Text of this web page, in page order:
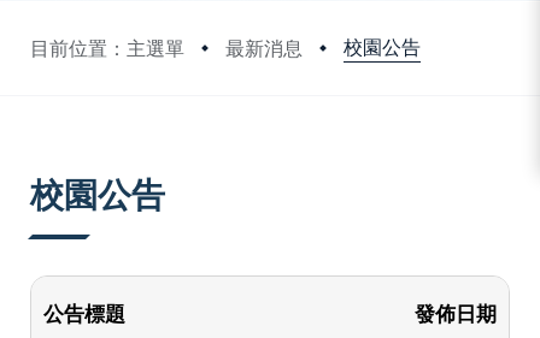
目前位置：主選單 最新消息 校園公告
校園公告
公告標題 發佈日期